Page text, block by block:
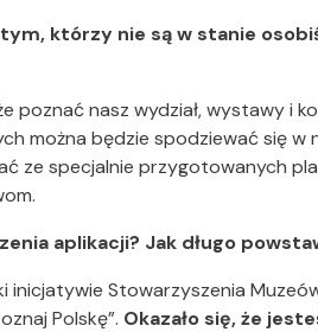
którzy nie są w stanie
poznać nasz wydział, wystawy i
można będzie spodziewać się w
ze specjalnie przygotowanych
aplikacji? Jak długo
inicjatywie Stowarzyszenia
Polskę”. Okazało się, że